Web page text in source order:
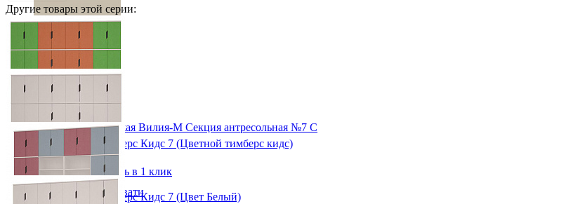
Модульная прихожая Вилия-М Секция антресольная №7 С
11 460 ₽
Детская
Двухъярусные кровати
Другие товары этой серии:
Детский гарнитур Тимберс Кидс 7 (Цветной тимберс кидс)
от 229 470 ₽
В корзину Быстро купить в 1 клик
Детский гарнитур Тимберс Кидс 7 (Цвет Белый)